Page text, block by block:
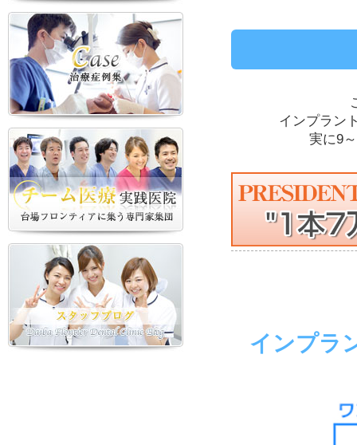
インプラン
実に9
インプラ